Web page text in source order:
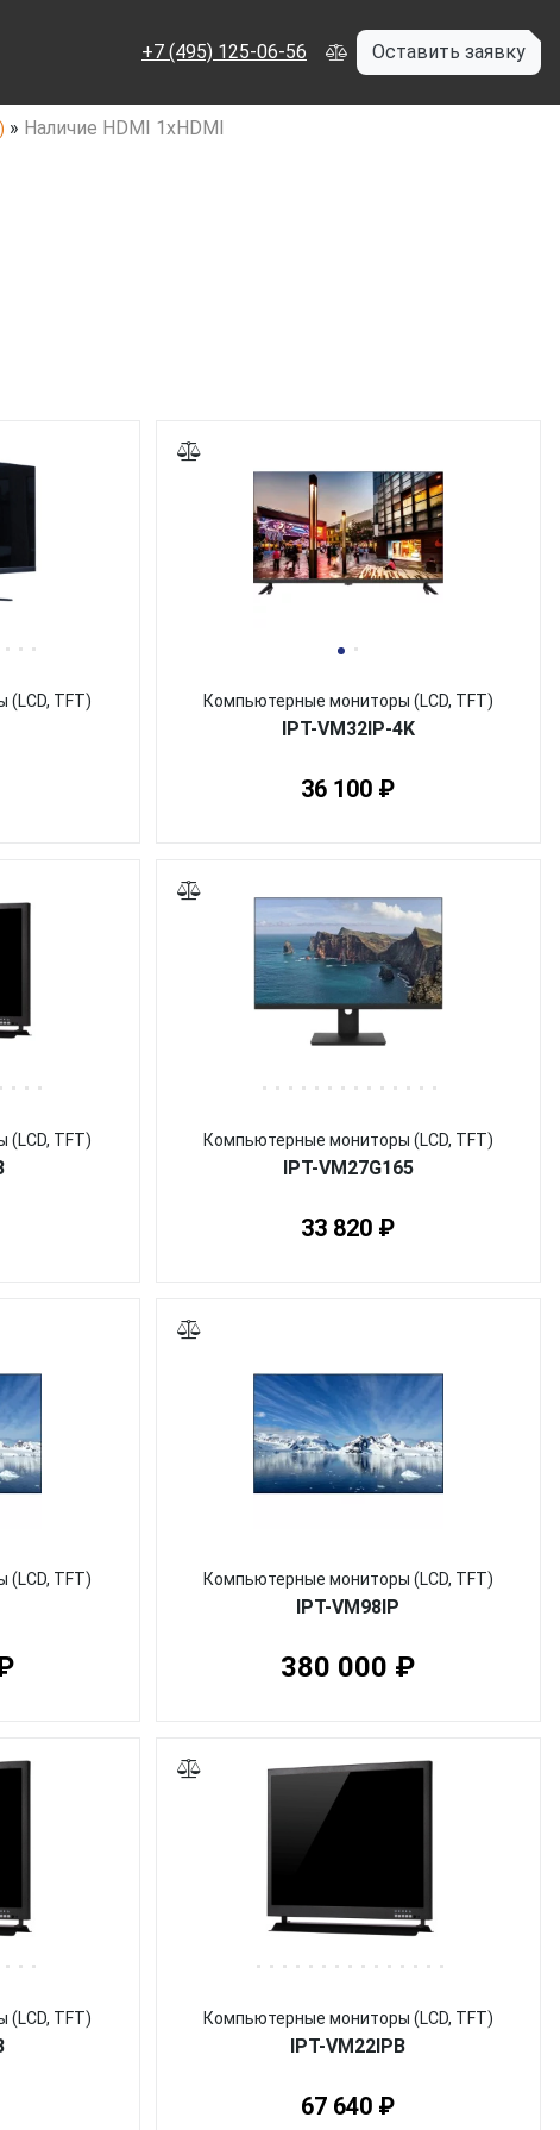
+7 (495) 125-06-56 Оставить заявку
» Наличие HDMI 1xHDMI
TFT) Компьютерные мониторы (LCD, TFT)
IPT-VM32IP-4K
36 100 ₽
TFT) Компьютерные мониторы (LCD, TFT)
IPT-VM27G165
33 820 ₽
TFT) Компьютерные мониторы (LCD, TFT)
IPT-VM98IP
380 000 ₽
TFT) Компьютерные мониторы (LCD, TFT)
IPT-VM22IPB
67 640 ₽